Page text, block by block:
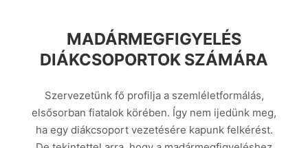
MADÁRMEGFIGYELÉS
DIÁKCSOPORTOK SZÁMÁRA
Szervezetünk fő profilja a szemléletformálás,
elsősorban fiatalok körében. Így nem ijedünk meg,
ha egy diákcsoport vezetésére kapunk felkérést.